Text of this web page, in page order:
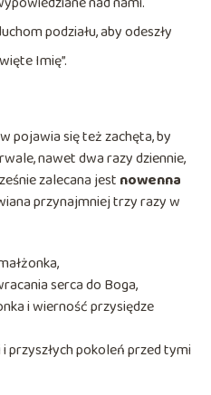
podziału, aby odeszły
Imię”.
pojawia się też zachęta, by
nawet dwa razy dziennie,
zalecana jest nowenna
przynajmniej trzy razy w
serca do Boga,
i wierność przysiędze
przyszłych pokoleń przed tymi